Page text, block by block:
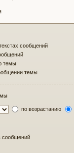
сообщений
темы
темы
по возрастанию
сообщений